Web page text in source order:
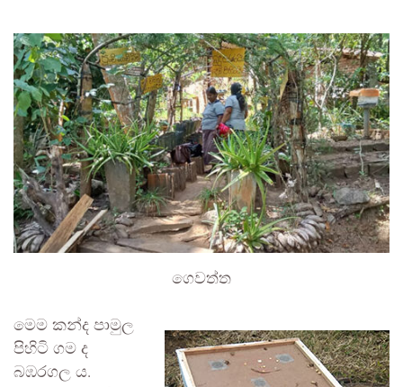
ගෙවත්ත
මෙම කන්ද පාමුල
පිහිටි ගම ද
බඹරගල ය.